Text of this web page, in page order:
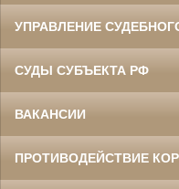
УПРАВЛЕНИЕ
СУДЫ СУБЪЕКТА РФ
ВАКАНСИИ
ПРОТИВОДЕЙСТВИЕ